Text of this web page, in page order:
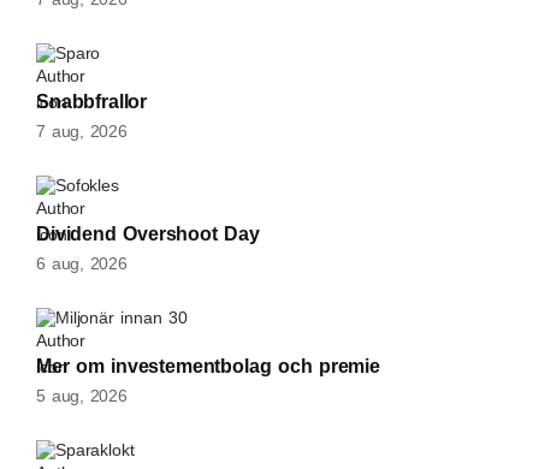
Sparo
Snabbfrallor
7 aug, 2026
Sofokles
Dividend Overshoot Day
6 aug, 2026
Miljonär innan 30
Mer om investementbolag och premie
5 aug, 2026
Sparaklokt